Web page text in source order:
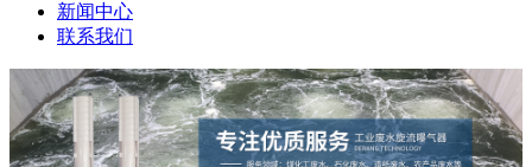
新闻中心
联系我们